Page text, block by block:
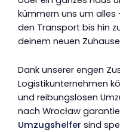
kümmern uns um
den Transport bis hin
deinem neuen
Dank unserer engen
Logistikunternehmen
und reibungslosen
nach Wrocław
Umzugshelfer sind